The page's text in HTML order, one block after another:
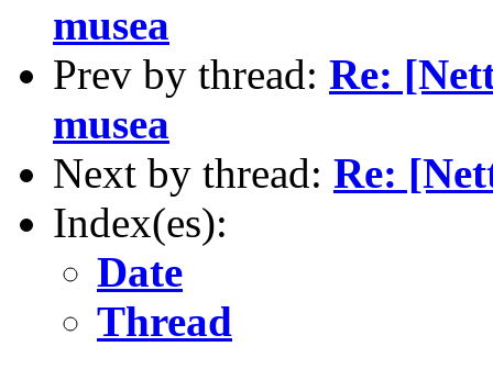
musea
Prev by thread: Re:
musea
Next by thread: Re:
Index(es):
Date
Thread